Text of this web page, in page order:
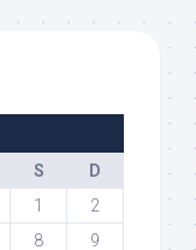
S D
1
2
8
9